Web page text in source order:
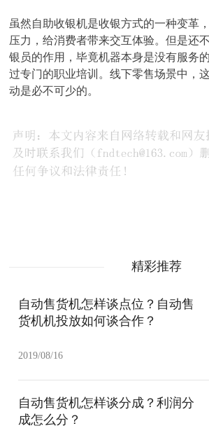
虽然自助收银机是收银方式的一种变革
压力，给消费者带来交互体验。但是还
银员的作用，毕竟机器本身是没有服务
过专门的职业培训。线下零售场景中，
动是必不可少的。
精彩推荐
自动售货机怎样谈点位？自动售
货机机投放如何谈合作？
2019/08/16
自动售货机怎样谈分成？利润分
成怎么分？